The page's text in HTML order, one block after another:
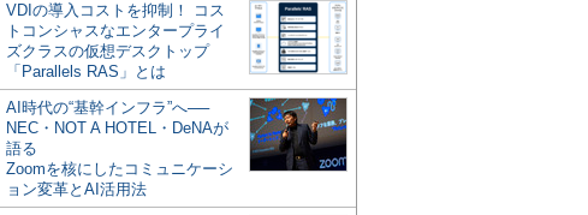
VDIの導入コストを抑制！ コス
トコンシャスなエンタープライ
ズクラスの仮想デスクトップ
「Parallels RAS」とは
AI時代の“基幹インフラ”へ──
NEC・NOT A HOTEL・DeNAが
語る
Zoomを核にしたコミュニケーシ
ョン変革とAI活用法